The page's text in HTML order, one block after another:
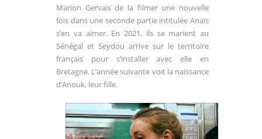
Marion Gervais de la filmer une nouvelle
fois dans une seconde partie intitulée Anaïs
s’en va aimer. En 2021, ils se marient au
Sénégal et Seydou arrive sur le territoire
français pour s’installer avec elle en
Bretagne. L’année suivante voit la naissance
d’Anouk, leur fille.